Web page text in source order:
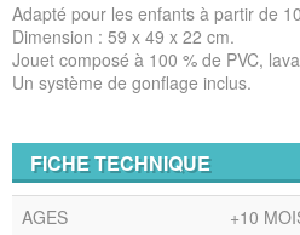
Adapté pour les enfants à partir de
Dimension : 59 x 49 x 22 cm.
Jouet composé à 100 % de PVC,
Un système de gonflage inclus.
FICHE TECHNIQUE
AGES +10